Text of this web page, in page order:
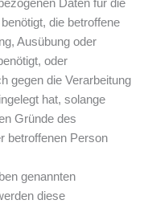
Daten für die
die betroffene
Ausübung oder
oder
gegen die Verarbeitung
hat, solange
Gründe des
betroffenen Person
genannten
diese